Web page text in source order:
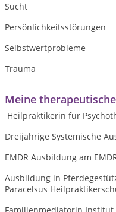
Sucht
Persönlichkeitsstörungen
Selbstwertprobleme
Trauma
Meine
Heilpraktikerin für
Dreijährige Systemische
EMDR Ausbildung am
Ausbildung in
Paracelsus